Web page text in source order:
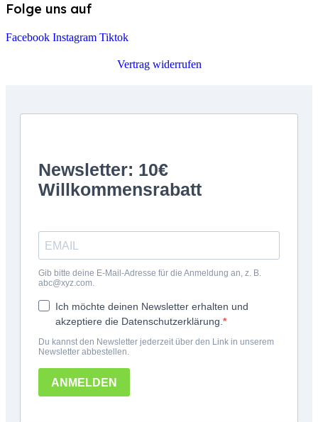
Folge uns auf
Facebook Instagram Tiktok
Vertrag widerrufen